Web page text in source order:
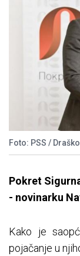
Foto: PSS /
Pokret
- novinarku
Kako je
pojačanje u